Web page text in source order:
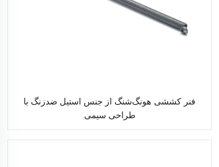
فنر کششی هونگ‌شنگ از جنس استیل ضدزنگ با
طراحی سیمی